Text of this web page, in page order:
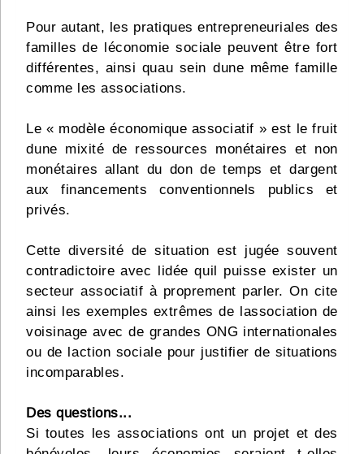
Pour autant, les pratiques entrepreneuriales des
familles de léconomie sociale peuvent être fort
différentes, ainsi quau sein dune même famille
comme les associations.
Le « modèle économique associatif » est le fruit
dune mixité de ressources monétaires et non
monétaires allant du don de temps et dargent
aux financements conventionnels publics et
privés.
Cette diversité de situation est jugée souvent
contradictoire avec lidée quil puisse exister un
secteur associatif à proprement parler. On cite
ainsi les exemples extrêmes de lassociation de
voisinage avec de grandes ONG internationales
ou de laction sociale pour justifier de situations
incomparables.
Des questions...
Si toutes les associations ont un projet et des